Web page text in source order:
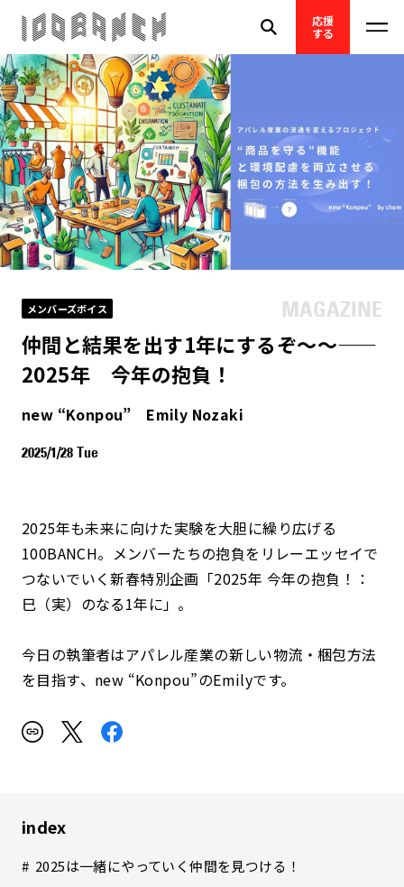
応援
する
メンバーズボイス
仲間と結果を出す1年にするぞ〜〜——
2025年 今年の抱負！
new “Konpou” Emily Nozaki
2025/1/28 Tue
2025年も未来に向けた実験を大胆に繰り広げる
100BANCH。メンバーたちの抱負をリレーエッセイで
つないでいく新春特別企画「2025年 今年の抱負！：
巳（実）のなる1年に」。
今日の執筆者はアパレル産業の新しい物流・梱包方法
を目指す、new “Konpou”のEmilyです。
index
2025は一緒にやっていく仲間を見つける！